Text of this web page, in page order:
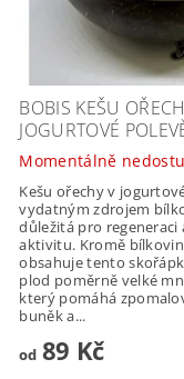
BOBIS KEŠU
JOGURTOVÉ
Momentálně
Kešu ořechy v
vydatným zdrojem
důležitá pro regeneraci
aktivitu. Kromě bílkovin
obsahuje tento
plod poměrně velké
který pomáhá
buněk a...
od89 Kč